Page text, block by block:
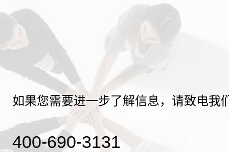
如果您需要进一步了解信息，请致电我
400-690-3131